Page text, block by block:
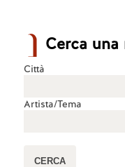
Cerca una
Città
Artista/Tema